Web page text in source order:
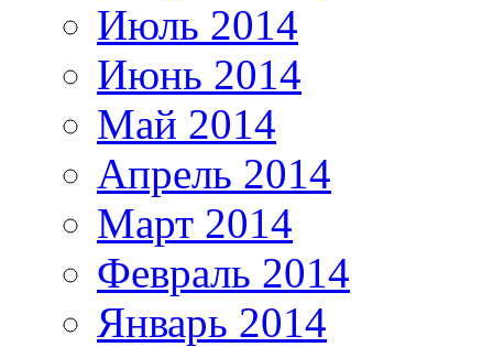
Июль 2014
Июнь 2014
Май 2014
Апрель 2014
Март 2014
Февраль 2014
Январь 2014